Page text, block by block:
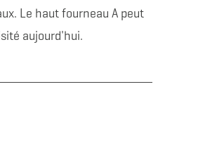
Le haut fourneau A peut
aujourd'hui.